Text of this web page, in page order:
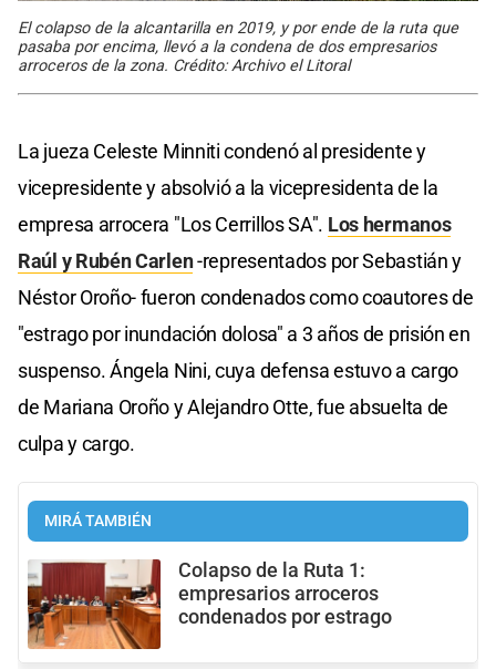
El colapso de la alcantarilla en 2019, y por ende de la ruta que
pasaba por encima, llevó a la condena de dos empresarios
arroceros de la zona. Crédito: Archivo el Litoral
La jueza Celeste Minniti condenó al presidente y
vicepresidente y absolvió a la vicepresidenta de la
empresa arrocera "Los Cerrillos SA". Los hermanos
Raúl y Rubén Carlen-representados por Sebastián y
Néstor Oroño- fueron condenados como coautores de
"estrago por inundación dolosa" a 3 años de prisión en
suspenso. Ángela Nini, cuya defensa estuvo a cargo
de Mariana Oroño y Alejandro Otte, fue absuelta de
culpa y cargo.
MIRÁ TAMBIÉN
Colapso de la Ruta 1:
empresarios arroceros
condenados por estrago